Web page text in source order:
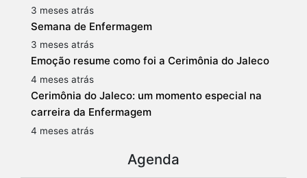
3 meses atrás
Semana de Enfermagem
3 meses atrás
Emoção resume como foi a Cerimônia do Jaleco
4 meses atrás
Cerimônia do Jaleco: um momento especial na
carreira da Enfermagem
4 meses atrás
Agenda